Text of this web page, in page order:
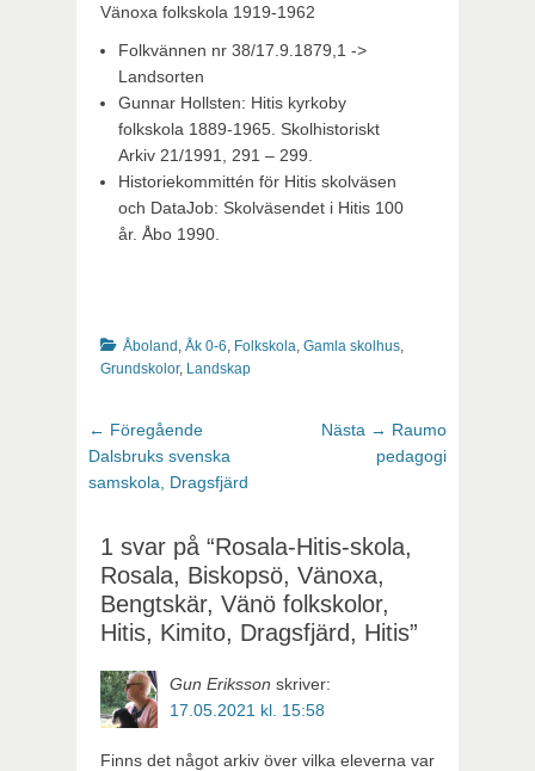
Vänoxa folkskola 1919-1962
Folkvännen nr 38/17.9.1879,1 ->
Landsorten
Gunnar Hollsten: Hitis kyrkoby
folkskola 1889-1965. Skolhistoriskt
Arkiv 21/1991, 291 – 299.
Historiekommittén för Hitis skolväsen
och DataJob: Skolväsendet i Hitis 100
år. Åbo 1990.
Kategorier
Åboland Åk 0-6 Folkskola Gamla skolhus
Grundskolor, Landskap
Inläggsnavigering
← FöregåendeFöregående
inlägg:
Dalsbruks svenska
samskola, Dragsfjärd
Nästa → Nästa
inlägg:
Raumo
pedagogi
1 svar på “Rosala-Hitis-skola,
Rosala, Biskopsö, Vänoxa,
Bengtskär, Vänö folkskolor,
Hitis, Kimito, Dragsfjärd, Hitis”
Gun Eriksson skriver:
17.05.2021 kl. 15:58
Finns det något arkiv över vilka eleverna var